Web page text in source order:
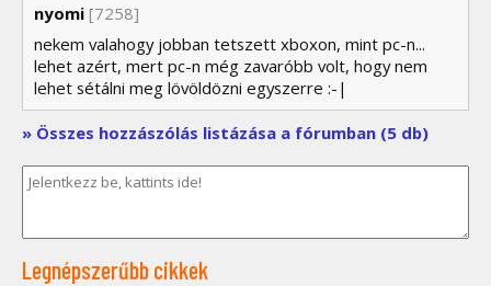
nyomi [7258]
nekem valahogy jobban tetszett xboxon, mint pc-n...
lehet azért, mert pc-n még zavaróbb volt, hogy nem
lehet sétálni meg lövöldözni egyszerre :-|
» Összes hozzászólás listázása a fórumban (5 db)
Legnépszerűbb cikkek